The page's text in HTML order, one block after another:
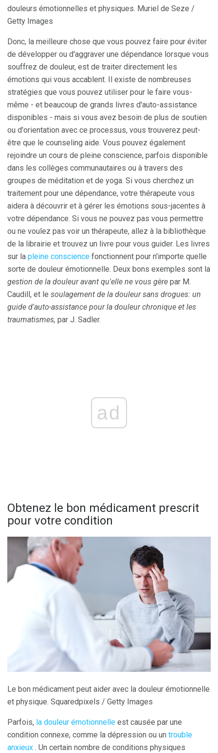
douleurs émotionnelles et physiques. Muriel de Seze /
Getty Images
Donc, la meilleure chose que vous pouvez faire pour éviter
de développer ou d'aggraver une dépendance lorsque vous
souffrez de douleur, est de traiter directement les
émotions qui vous accablent. Il existe de nombreuses
stratégies que vous pouvez utiliser pour le faire vous-
même - et beaucoup de grands livres d'auto-assistance
disponibles - mais si vous avez besoin de plus de soutien
ou d'orientation avec ce processus, vous trouverez peut-
être que le counseling aide. Vous pouvez également
rejoindre un cours de pleine conscience, parfois disponible
dans les collèges communautaires ou à travers des
groupes de méditation et de yoga. Si vous cherchez un
traitement pour une dépendance, votre thérapeute vous
aidera à découvrir et à gérer les émotions sous-jacentes à
votre dépendance. Si vous ne pouvez pas vous permettre
ou ne voulez pas voir un thérapeute, allez à la bibliothèque
de la librairie et trouvez un livre pour vous guider. Les livres
sur la pleine conscience fonctionnent pour n'importe quelle
sorte de douleur émotionnelle. Deux bons exemples sont la
gestion de la douleur avant qu'elle ne vous gère par M.
Caudill, et le soulagement de la douleur sans drogues: un
guide d'auto-assistance pour la douleur chronique et les
traumatismes, par J. Sadler.
ad
Obtenez le bon médicament prescrit
pour votre condition
Le bon médicament peut aider avec la douleur émotionnelle
et physique. Squaredpixels / Getty Images
Parfois, la douleur émotionnelle est causée par une
condition connexe, comme la dépression ou un trouble
anxieux . Un certain nombre de conditions physiques